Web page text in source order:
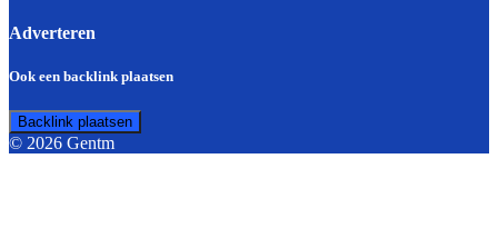
Adverteren
Ook een backlink plaatsen
Backlink plaatsen
© 2026 Gentm